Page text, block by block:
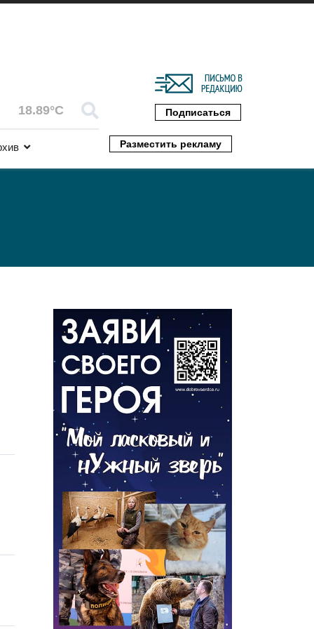
18.89°C Подписаться
Разместить рекламу